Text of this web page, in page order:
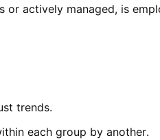
actively managed, is
trends.
each group by another.